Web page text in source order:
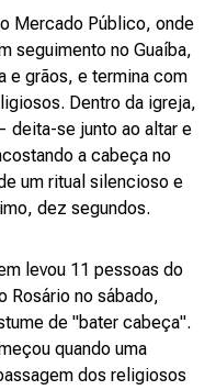
Mercado Público, onde
seguimento no Guaíba,
e grãos, e termina com
Dentro da igreja,
deita-se junto ao altar e
a cabeça no
um ritual silencioso e
dez segundos.
levou 11 pessoas do
Rosário no sábado,
de "bater cabeça".
quando uma
dos religiosos